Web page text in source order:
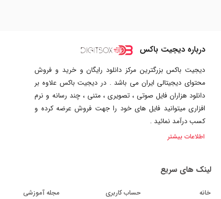
درباره دیجیت باکس
دیجیت باکس بزرگترین مرکز دانلود رایگان و خرید و فروش
محتوای دیجیتالی ایران می باشد . در دیجیت باکس علاوه بر
دانلود هزاران فایل صوتی ، تصویری ، متنی ، چند رسانه و نرم
افزاری میتوانید فایل های خود را جهت فروش عرضه کرده و
کسب درآمد نمائید .
اطلاعات بیشتر
لینک های سریع
خانه حساب کاربری مجله آموزشی